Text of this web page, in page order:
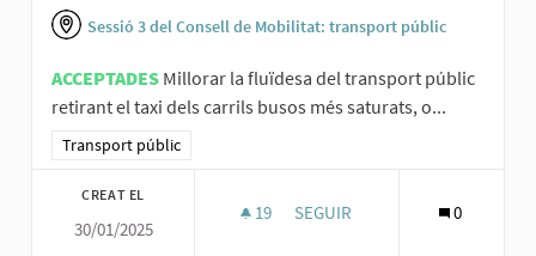
Sessió 3 del Consell de Mobilitat: transport públic
ACCEPTADES Millorar la fluïdesa del transport públic
retirant el taxi dels carrils busos més saturats, o...
Resultats al filtrar per la categoria: Transport públic
Transport públic
CREAT EL
30/01/2025
19 19 SEGUIDORES
SEGUIR 0